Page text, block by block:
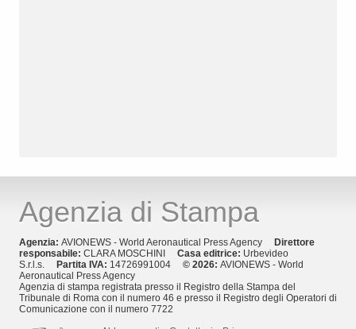
Agenzia di Stampa
Agenzia: AVIONEWS - World Aeronautical Press Agency
Direttore
responsabile: CLARA MOSCHINI Casa editrice: Urbevideo
S.r.l.s.
Partita IVA: 14726991004 © 2026: AVIONEWS - World
Aeronautical Press Agency
Agenzia di stampa registrata presso il Registro della Stampa del
Tribunale di Roma con il numero 46 e presso il Registro degli Operatori di
Comunicazione con il numero 7722